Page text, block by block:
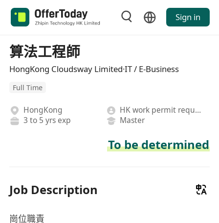
Sign in
算法工程師
HongKong Cloudsway Limited·IT / E-Business
Full Time
HongKong
HK work permit required
3 to 5 yrs exp
Master
To be determined
Job Description
崗位職責